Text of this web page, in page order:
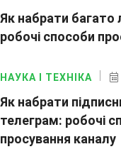
Як набрати багато
робочі способи
НАУКА І ТЕХНІКА
Як набрати
телеграм: робочі
просування каналу